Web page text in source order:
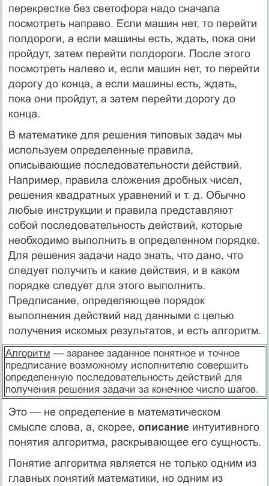
перекрестке без светофора надо сначала
посмотреть направо. Если машин нет, то перейти
полдороги, а если машины есть, ждать, пока они
пройдут, затем перейти полдороги. После этого
посмотреть налево и, если машин нет, то перейти
дорогу до конца, а если машины есть, ждать,
пока они пройдут, а затем перейти дорогу до
конца.
В математике для решения типовых задач мы
используем определенные правила,
описывающие последовательности действий.
Например, правила сложения дробных чисел,
решения квадратных уравнений и т. д. Обычно
любые инструкции и правила представляют
собой последовательность действий, которые
необходимо выполнить в определенном порядке.
Для решения задачи надо знать, что дано, что
следует получить и какие действия, и в каком
порядке следует для этого выполнить.
Предписание, определяющее порядок
выполнения действий над данными с целью
получения искомых результатов, и есть алгоритм.
Алгоpитм — заранее заданное понятное и точное
предписание возможному исполнителю совершить
определенную последовательность действий для
получения решения задачи за конечное число шагов.
Это — не определение в математическом
смысле слова, а, скорее, описаниеинтуитивного
понятия алгоритма, раскрывающее его сущность.
Понятие алгоритма является не только одним из
главных понятий математики, но одним из